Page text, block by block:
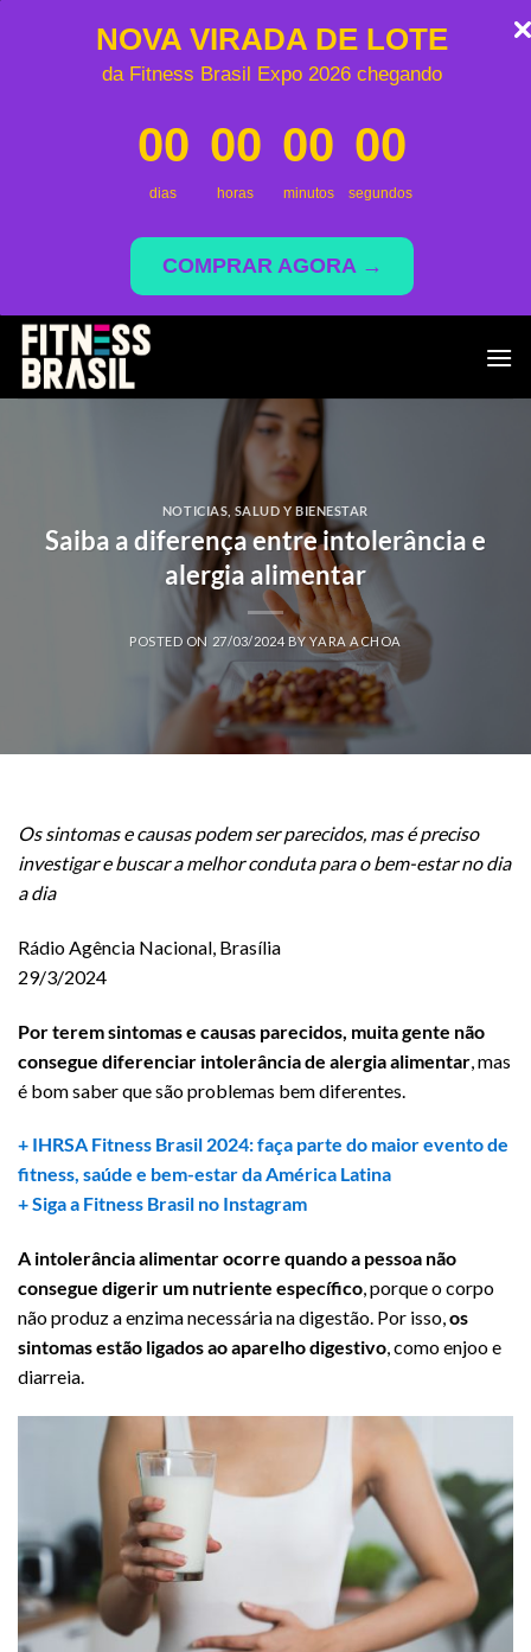
NOVA VIRADA DE LOTE
da Fitness Brasil Expo 2026 chegando
00
dias
00
horas
00
minutos
00
segundos
COMPRAR AGORA →
Saltar
contenido
NOTICIAS SALUD Y BIENESTAR
Saiba a diferença entre intolerância e
alergia alimentar
POSTED ON 27/03/2024 BYYARA ACHOA
Os sintomas e causas podem ser parecidos, mas é preciso
investigar e buscar a melhor conduta para o bem-estar no dia
a dia
Rádio Agência Nacional, Brasília
29/3/2024
Por terem sintomas e causas parecidos, muita gente não
consegue diferenciar intolerância de alergia alimentar , mas
é bom saber que são problemas bem diferentes.
+ IHRSA Fitness Brasil 2024: faça parte do maior evento de
fitness, saúde e bem-estar da América Latina
+ Siga a Fitness Brasil no Instagram
A intolerância alimentar ocorre quando a pessoa não
consegue digerir um nutriente específico, porque o corpo
não produz a enzima necessária na digestão. Por isso,os
sintomas estão ligados ao aparelho digestivo, como enjoo e
diarreia.